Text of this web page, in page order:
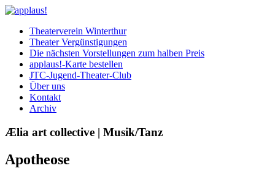
Theaterverein Winterthur
Theater Vergünstigungen
Die nächsten Vorstellungen zum halben Preis
applaus!-Karte bestellen
JTC-Jugend-Theater-Club
Über uns
Kontakt
Archiv
Ælia art collective | Musik/Tanz
Apotheose